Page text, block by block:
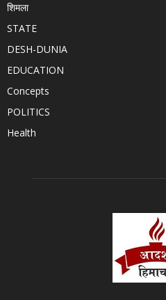
शिमला
STATE
DESH-DUNIA
EDUCATION
Concepts
POLITICS
Health